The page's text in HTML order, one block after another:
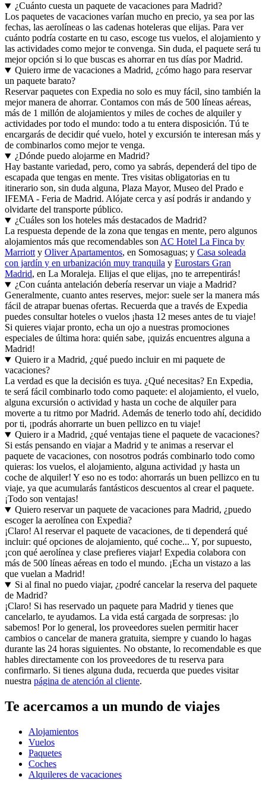
¿Cuánto cuesta un paquete de vacaciones para Madrid?
Los paquetes de vacaciones varían mucho en precio, ya sea por las
fechas, las aerolíneas o las cadenas hoteleras que elijas. Para ver
cuánto podría costarte en tu caso, escoge tus vuelos, el alojamiento y
las actividades como mejor te convenga. Sin duda, el paquete será tu
mejor opción si lo que buscas es ahorrar en tus días por Madrid.
Quiero irme de vacaciones a Madrid, ¿cómo hago para reservar
un paquete barato?
Reservar paquetes con Expedia no solo es muy fácil, sino también la
mejor manera de ahorrar. Contamos con más de 500 líneas aéreas,
más de 1 millón de alojamientos y miles de coches de alquiler y
actividades por todo el mundo: todo a tu entera disposición. Tú te
encargarás de decidir qué vuelo, hotel y excursión te interesan más y
de combinarlos como mejor te venga.
¿Dónde puedo alojarme en Madrid?
Hay bastante variedad, pero, como ya sabrás, dependerá del tipo de
escapada que tengas en mente. Tres visitas obligatorias en tu
itinerario son, sin duda alguna, Plaza Mayor, Museo del Prado e
IFEMA - Feria de Madrid. Alójate cerca y así podrás ir andando y
olvidarte del transporte público.
¿Cuáles son los hoteles más destacados de Madrid?
La respuesta depende de la zona que tengas en mente, pero algunos
alojamientos más que recomendables sonAC Hotel La Finca by
Marriotty Oliver Apartamentos, en Somosaguas; y Casa soleada
con jardín y en urbanización muy tranquila y Eurostars Gran
Madrid, en La Moraleja. Elijas el que elijas, ¡no te arrepentirás!
¿Con cuánta antelación debería reservar un viaje a Madrid?
Generalmente, cuanto antes reserves, mejor: suele ser la manera más
fácil de atrapar buenas ofertas. Recuerda que a través de Expedia
puedes consultar hoteles o vuelos ¡hasta 12 meses antes de tu viaje!
Si quieres viajar pronto, echa un ojo a nuestras promociones
especiales de última hora: quién sabe, ¡quizás encuentres alguna a
Madrid!
Quiero ir a Madrid, ¿qué puedo incluir en mi paquete de
vacaciones?
La verdad es que la decisión es tuya. ¿Qué necesitas? En Expedia,
te será fácil combinarlo todo como paquete: el alojamiento, el vuelo,
alguna excursión o actividad y hasta un coche de alquiler para
moverte a tu ritmo por Madrid. Además de tenerlo todo ahí, decidido
por ti, ¡podrás ahorrarte un buen pellizco en tu viaje!
Quiero ir a Madrid, ¿qué ventajas tiene el paquete de vacaciones?
Si estás pensando en viajar a Madrid y te animas a reservar el
paquete de vacaciones, con nosotros podrás combinarlo todo como
quieras: los vuelos, el alojamiento, alguna actividad ¡y hasta un
coche de alquiler! Y eso no es todo: ahorrarás un buen pellizco en tu
viaje, ya que acumularás fantásticos descuentos al crear el paquete.
¡Todo son ventajas!
Quiero reservar un paquete de vacaciones para Madrid, ¿puedo
escoger la aerolínea con Expedia?
¡Claro! Al reservar el paquete de vacaciones, de ti dependerá qué
incluir: qué opciones de alojamiento, qué coche... Y, por supuesto,
¡con qué aerolínea y clase prefieres viajar! Expedia colabora con
más de 500 líneas aéreas en todo el mundo. ¡Echa un vistazo a las
que vuelan a Madrid!
Si al final no puedo viajar, ¿podré cancelar la reserva del paquete
de Madrid?
¡Claro! Si has reservado un paquete para Madrid y tienes que
cancelarlo, te ayudamos. La vida está cargada de sorpresas: ¡lo
sabemos! Por lo general, los proveedores suelen permitir hacer
cambios o cancelar de manera gratuita, siempre y cuando lo hagas
durante las 24 horas siguientes. No obstante, lo recomendable es que
hables directamente con los proveedores de tu reserva para
confirmarlo. Si tienes alguna duda, recuerda que puedes visitar
nuestra página de atención al cliente.
Te acercamos a un mundo de viajes
Alojamientos
Vuelos
Paquetes
Coches
Alquileres de vacaciones